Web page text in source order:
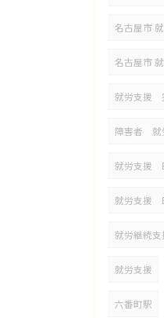
名古屋市
名古屋市
就労支援
障害者 就
就労支援
就労支援
就労継続支
就労支援
六番町駅